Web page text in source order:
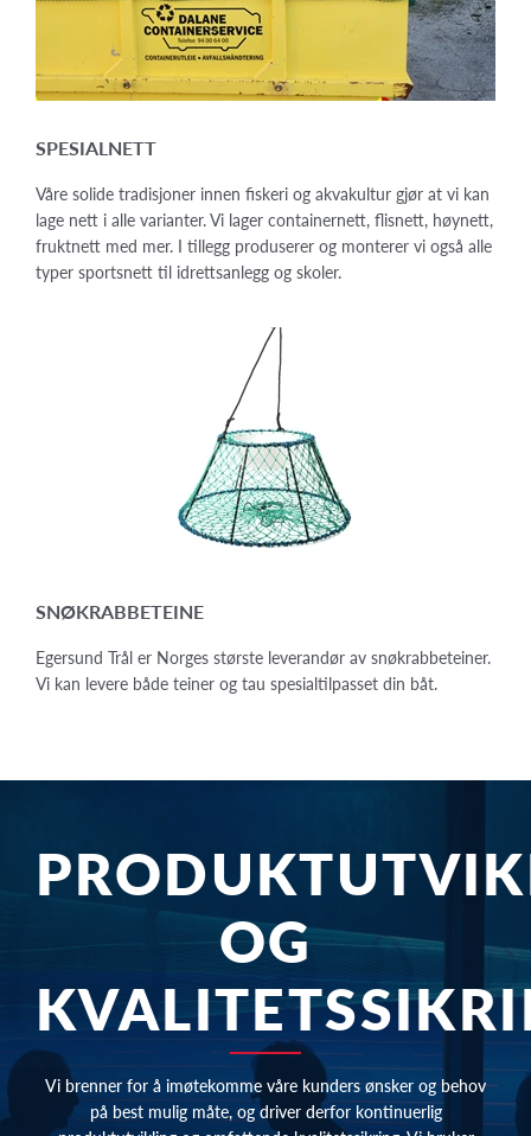
SPESIALNETT
Våre solide tradisjoner innen fiskeri og akvakultur gjør at vi kan
lage nett i alle varianter. Vi lager containernett, flisnett, høynett,
fruktnett med mer. I tillegg produserer og monterer vi også alle
typer sportsnett til idrettsanlegg og skoler.
SNØKRABBETEINE
Egersund Trål er Norges største leverandør av snøkrabbeteiner.
Vi kan levere både teiner og tau spesialtilpasset din båt.
OG
Vi brenner for å imøtekomme våre kunders ønsker og behov
på best mulig måte, og driver derfor kontinuerlig